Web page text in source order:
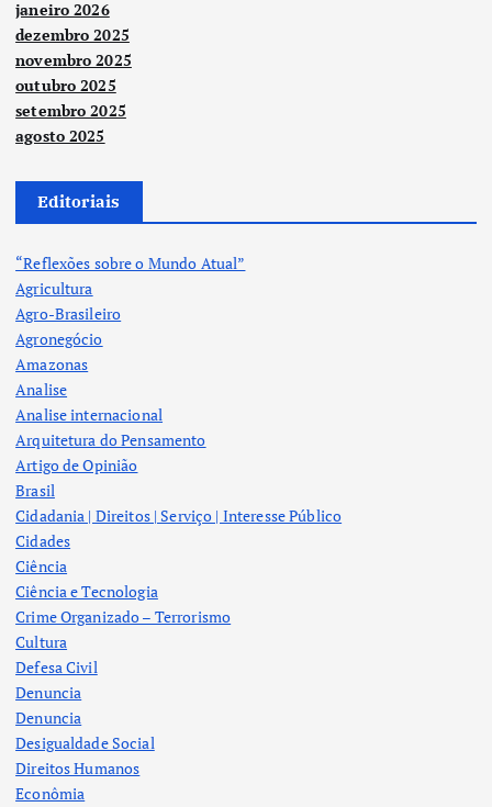
janeiro 2026
dezembro 2025
novembro 2025
outubro 2025
setembro 2025
agosto 2025
Editoriais
“Reflexões sobre o Mundo Atual”
Agricultura
Agro-Brasileiro
Agronegócio
Amazonas
Analise
Analise internacional
Arquitetura do Pensamento
Artigo de Opinião
Brasil
Cidadania | Direitos | Serviço | Interesse Público
Cidades
Ciência
Ciência e Tecnologia
Crime Organizado – Terrorismo
Cultura
Defesa Civil
Denuncia
Denuncia
Desigualdade Social
Direitos Humanos
Econômia